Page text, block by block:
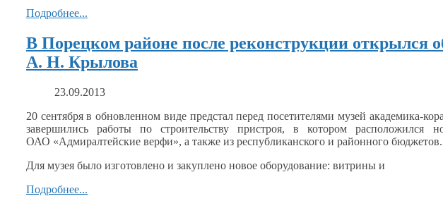
Подробнее...
В Порецком районе после реконструкции открылся
А. Н. Крылова
23.09.2013
20 сентябряв обновленном виде предстал перед посетителями музей академика-
завершились работы по строительству пристроя,в котором расположился
ОАО «Адмиралтейские верфи», а также из республиканского и районного бюджетов.
Для музея было изготовлено и закуплено новое оборудование: витрины и
Подробнее...